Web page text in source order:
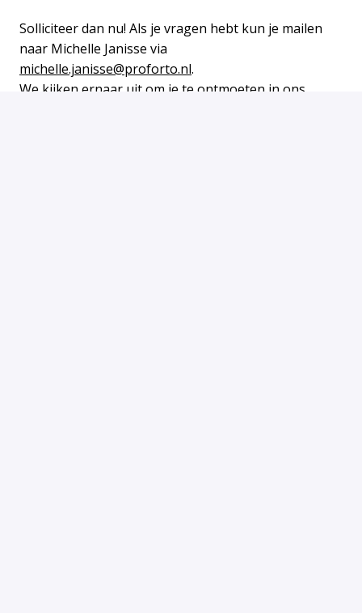
Solliciteer dan nu! Als je vragen hebt kun je mailen
naar Michelle Janisse via
michelle.janisse@proforto.nl.
We kijken ernaar uit om je te ontmoeten in ons